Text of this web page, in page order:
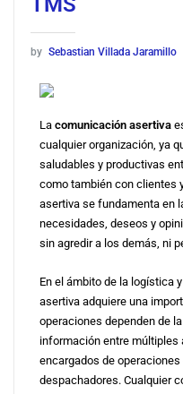
by Sebastian Villada Jaramillo
La comunicación asertiva
cualquier organización, ya
saludables y productivas
como también con clientes
asertiva se fundamenta en
necesidades, deseos y
sin agredir a los demás, ni
En el ámbito de la logística
asertiva adquiere una
operaciones dependen de
información entre múltiples
encargados de
despachadores. Cualquier